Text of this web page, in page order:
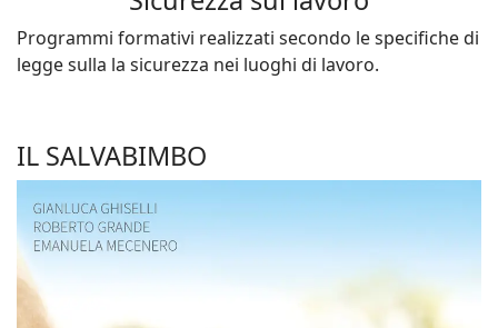
Programmi formativi realizzati secondo le specifiche di
legge sulla la sicurezza nei luoghi di lavoro.
IL SALVABIMBO